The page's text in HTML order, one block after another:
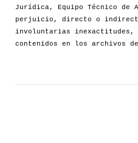
Jurídica, Equipo Técnico de
perjuicio, directo o indirecto
involuntarias inexactitudes,
contenidos en los archivos